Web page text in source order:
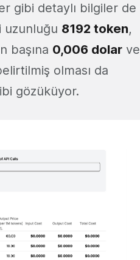
gibi detaylı bilgiler de
uzunluğu 8192 token,
başına 0,006 dolar ve
olması da
gözüküyor.